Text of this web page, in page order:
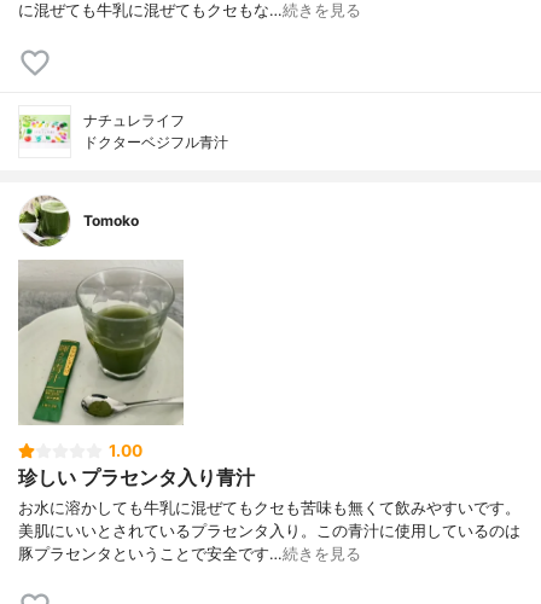
に混ぜても牛乳に混ぜてもクセもな…続きを見る
ナチュレライフ
ドクターベジフル青汁
Tomoko
1.00
珍しい プラセンタ入り青汁
お水に溶かしても牛乳に混ぜてもクセも苦味も無くて飲みやすいです。
美肌にいいとされているプラセンタ入り。この青汁に使用しているのは
豚プラセンタということで安全です…続きを見る